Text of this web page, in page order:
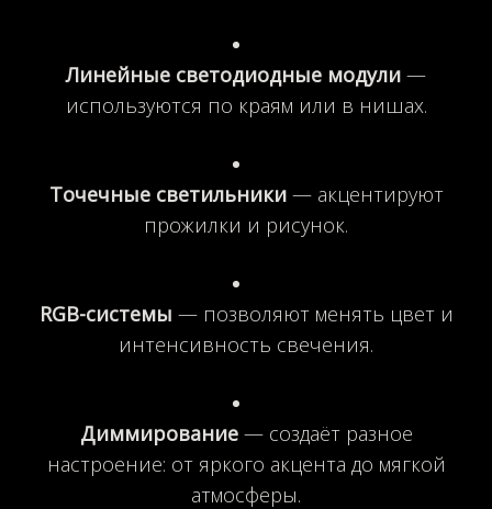
Линейные светодиодные модули —
используются по краям или в нишах.
Точечные светильники— акцентируют
прожилки и рисунок.
RGB-системы — позволяют менять цвет и
интенсивность свечения.
Диммирование— создаёт разное
настроение: от яркого акцента до мягкой
атмосферы.